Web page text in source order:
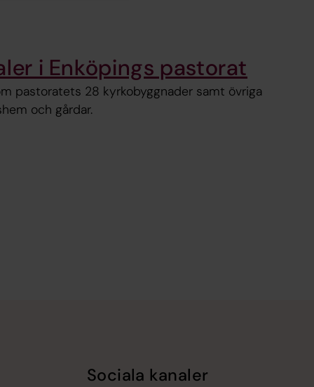
i Enköpings pastorat
pastoratets 28 kyrkobyggnader samt övriga
och gårdar.
Sociala kanaler